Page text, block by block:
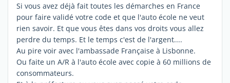
Si vous avez déjà fait toutes les démarches en France
pour faire validé votre code et que l'auto école ne veut
rien savoir. Et que vous êtes dans vos droits vous allez
perdre du temps. Et le temps c'est de l'argent....
Au pire voir avec l'ambassade Française à Lisbonne.
Ou faite un A/R à l'auto école avec copie à 60 millions de
consommateurs.